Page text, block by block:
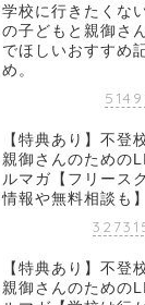
学校に行きたくな
の子どもと親御さ
でほしいおすすめ
め。
【特典あり】不登
親御さんのための
ルマガ【フリース
情報や無料相談も】
【特典あり】不登
親御さんのための